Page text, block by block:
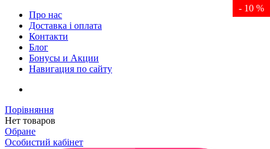
Про нас
Доставка і оплата
Контакти
Блог
Бонусы и Акции
Навигация по сайту
Порівняння
Нет товаров
Обране
Особистий кабінет
- 10 %
- 10 %